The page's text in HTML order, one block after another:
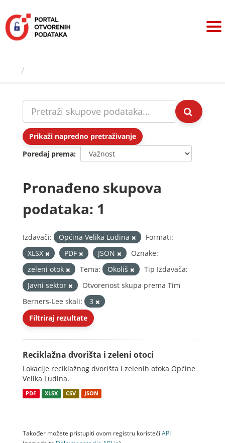
sadržaj
Prikaži napredno pretraživanje
Poredaj prema
Pronađeno skupova
podataka: 1
Izdavači: Općina Velika Ludina
Formati:
XLSX
PDF JSON
Oznake:
zeleni otok
Tema: Okoliš
Tip Izdavača:
Javni sektor
Otvorenost skupa prema Tim
Berners-Lee skali:
3
Filtriraj rezultate
Reciklažna dvorišta i zeleni otoci
Lokacije reciklažnog dvorišta i zelenih otoka Općine
Velika Ludina.
PDF XLSX CSV JSON
Također možete pristupiti ovom registru koristeći API